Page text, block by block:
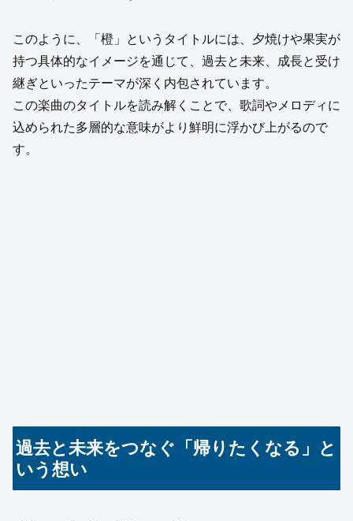
このように、「橙」というタイトルには、夕焼けや果実が
持つ具体的なイメージを通じて、過去と未来、成長と受け
継ぎといったテーマが深く内包されています。
この楽曲のタイトルを読み解くことで、歌詞やメロディに
込められた多層的な意味がより鮮明に浮かび上がるので
す。
過去と未来をつなぐ「帰りたくなる」と
いう想い